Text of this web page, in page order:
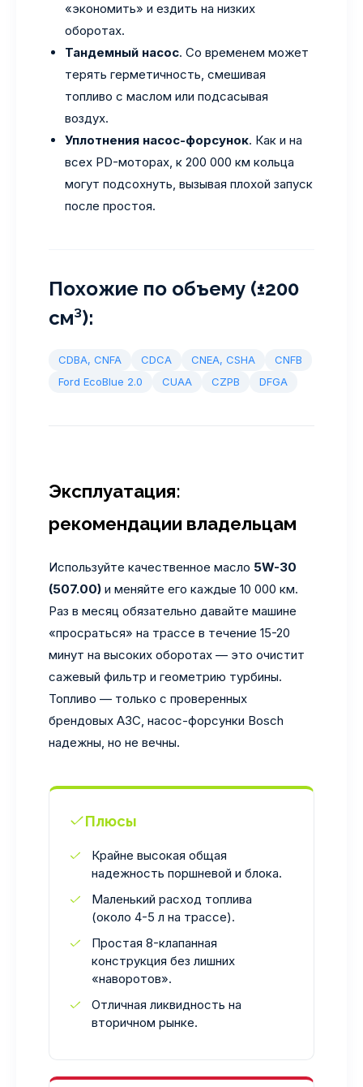
«экономить» и ездить на низких
оборотах.
Тандемный насос. Со временем может
терять герметичность, смешивая
топливо с маслом или подсасывая
воздух.
Уплотнения насос-форсунок. Как и на
всех PD-моторах, к 200 000 км кольца
могут подсохнуть, вызывая плохой запуск
после простоя.
Похожие по объему (±200
см³):
CDBA, CNFA CDCA CNEA, CSHA
CNFB
Ford EcoBlue 2.0
CUAA CZPB DFGA
Эксплуатация:
рекомендации владельцам
Используйте качественное масло 5W-30
(507.00) и меняйте его каждые 10 000 км.
Раз в месяц обязательно давайте машине
«просраться» на трассе в течение 15-20
минут на высоких оборотах — это очистит
сажевый фильтр и геометрию турбины.
Топливо — только с проверенных
брендовых АЗС, насос-форсунки Bosch
надежны, но не вечны.
Плюсы
Крайне высокая общая
надежность поршневой и блока.
Маленький расход топлива
(около 4-5 л на трассе).
Простая 8-клапанная
конструкция без лишних
«наворотов».
Отличная ликвидность на
вторичном рынке.